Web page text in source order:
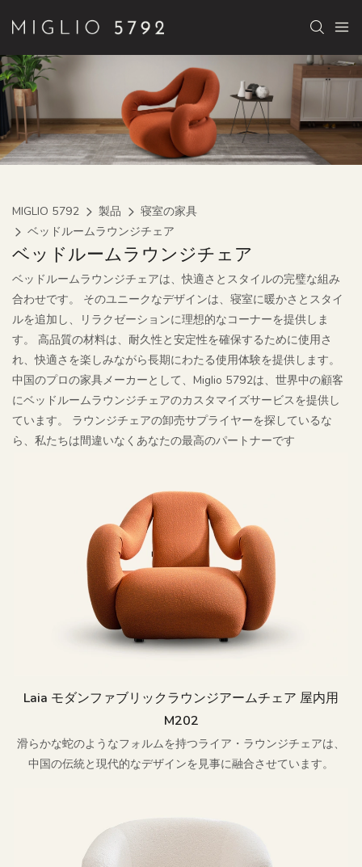
MIGLIO 5792 製品
寝室の家具
ベッドルームラウンジチェア
ベッドルームラウンジチェア
ベッドルームラウンジチェアは、快適さとスタイルの完璧な組み
合わせです。 そのユニークなデザインは、寝室に暖かさとスタイ
ルを追加し、リラクゼーションに理想的なコーナーを提供しま
す。 高品質の材料は、耐久性と安定性を確保するために使用さ
れ、快適さを楽しみながら長期にわたる使用体験を提供します。
中国のプロの家具メーカーとして、Miglio 5792は、世界中の顧客
にベッドルームラウンジチェアのカスタマイズサービスを提供し
ています。 ラウンジチェアの卸売サプライヤーを探しているな
ら、私たちは間違いなくあなたの最高のパートナーです
Laia モダンファブリックラウンジアームチェア 屋内用
M202
滑らかな蛇のようなフォルムを持つライア・ラウンジチェアは、
中国の伝統と現代的なデザインを見事に融合させています。